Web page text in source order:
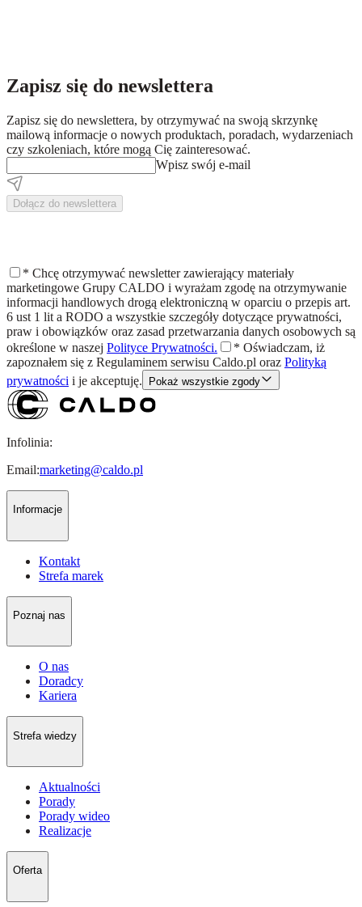
Zapisz się do newslettera
Zapisz się do newslettera, by otrzymywać na swoją skrzynkę
mailową informacje o nowych produktach, poradach, wydarzeniach
czy szkoleniach, które mogą Cię zainteresować.
Wpisz swój e-mail
Dołącz do newslettera
* Chcę otrzymywać newsletter zawierający materiały
marketingowe Grupy CALDO i wyrażam zgodę na otrzymywanie
informacji handlowych drogą elektroniczną w oparciu o przepis art.
6 ust 1 lit a RODO a wszystkie szczegóły dotyczące prywatności,
praw i obowiązków oraz zasad przetwarzania danych osobowych są
określone w naszej Polityce Prywatności. * Oświadczam, iż
zapoznałem się z Regulaminem serwisu Caldo.pl oraz Polityką
prywatności i je akceptuję. Pokaż wszystkie zgody
Infolinia:
Email:marketing@caldo.pl
Informacje
Kontakt
Strefa marek
Poznaj nas
O nas
Doradcy
Kariera
Strefa wiedzy
Aktualności
Porady
Porady wideo
Realizacje
Oferta